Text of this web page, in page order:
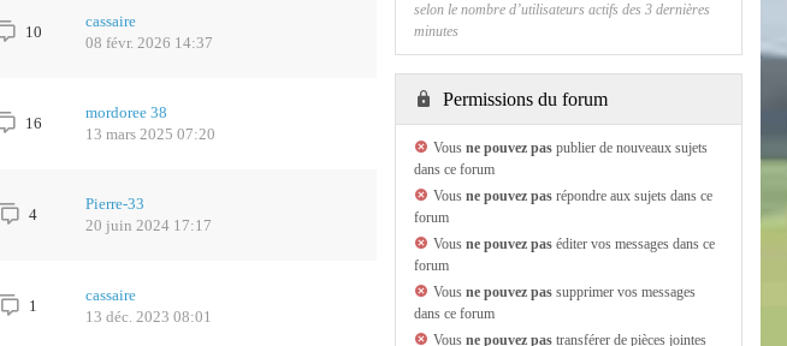
10
cassaire
08 févr. 2026 14:37
16
mordoree 38
13 mars 2025 07:20
4
Pierre-33
20 juin 2024 17:17
1
cassaire
13 déc. 2023 08:01
selon le nombre d’utilisateurs actifs des 3 dernières
minutes
Permissions du forum
Vous ne pouvez pas publier de nouveaux sujets
dans ce forum
Vous ne pouvez pas répondre aux sujets dans ce
forum
Vous ne pouvez pas éditer vos messages dans ce
forum
Vous ne pouvez pas supprimer vos messages
dans ce forum
Vous ne pouvez pas transférer de pièces jointes